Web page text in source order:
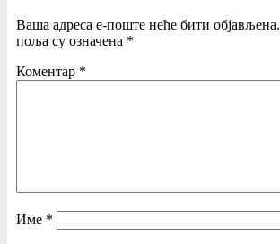
Ваша адреса е-поште неће бити објављена.
поља су означена *
Коментар *
Име *